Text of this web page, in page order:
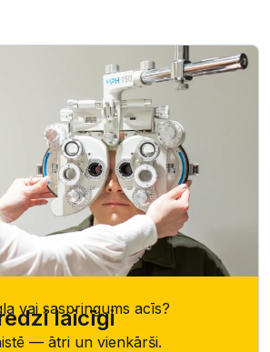
vai saspringums acīs?
laicīgi
— ātri un vienkārši.